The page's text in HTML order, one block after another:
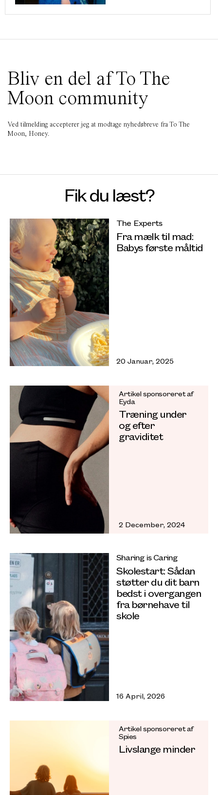
Bliv en del af To The
Moon community
Ved tilmelding accepterer jeg at modtage nyhedsbreve fra To The
Moon, Honey.
Fik du læst?
The Experts
Fra mælk til mad:
Babys første måltid
20 Januar, 2025
Artikel sponsoreret af
Eyda
Træning under
og efter
graviditet
2 December, 2024
Sharing is Caring
Skolestart: Sådan
støtter du dit barn
bedst i overgangen
fra børnehave til
skole
16 April, 2026
Artikel sponsoreret af
Spies
Livslange minder